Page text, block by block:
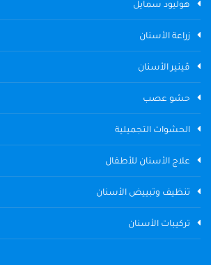
هوليود سمايل
زراعة الأسنان
ڤينير الأسنان
حشو عصب
الحشوات التجميلية
علاج الأسنان للأطفال
تنظيف وتبييض الأسنان
تركيبات الأسنان